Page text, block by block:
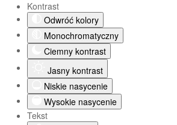
Kontrast
Odwróć kolory
Monochromatyczny
Ciemny kontrast
Jasny kontrast
Niskie nasycenie
Wysokie nasycenie
Tekst